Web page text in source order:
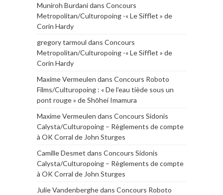
Muniroh Burdanidans Concours
Metropolitan/Culturopoing -« Le Sifflet » de
Corin Hardy
gregory tarmoul dans Concours
Metropolitan/Culturopoing -« Le Sifflet » de
Corin Hardy
Maxime Vermeulen dans Concours Roboto
Films/Culturopoing : « De l’eau tiède sous un
pont rouge » de Shōhei Imamura
Maxime Vermeulen dans Concours Sidonis
Calysta/Culturopoing – Règlements de compte
à OK Corral de John Sturges
Camille Desmet dans Concours Sidonis
Calysta/Culturopoing – Règlements de compte
à OK Corral de John Sturges
Julie Vandenberghedans Concours Roboto